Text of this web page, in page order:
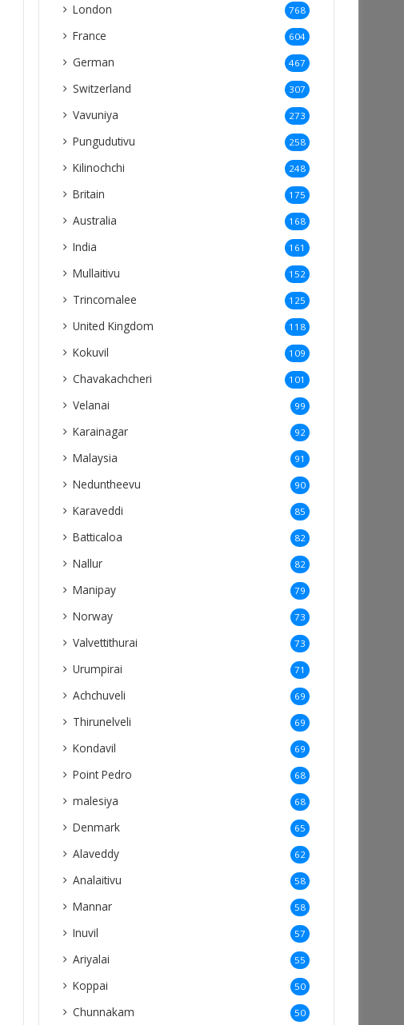
London 768
France 604
German 467
Switzerland 307
Vavuniya 273
Pungudutivu 258
Kilinochchi 248
Britain 175
Australia 168
India 161
Mullaitivu 152
Trincomalee 125
United Kingdom 118
Kokuvil 109
Chavakachcheri 101
Velanai 99
Karainagar 92
Malaysia 91
Neduntheevu 90
Karaveddi 85
Batticaloa 82
Nallur 82
Manipay 79
Norway 73
Valvettithurai 73
Urumpirai 71
Achchuveli 69
Thirunelveli 69
Kondavil 69
Point Pedro 68
malesiya 68
Denmark 65
Alaveddy 62
Analaitivu 58
Mannar 58
Inuvil 57
Ariyalai 55
Koppai 50
Chunnakam 50